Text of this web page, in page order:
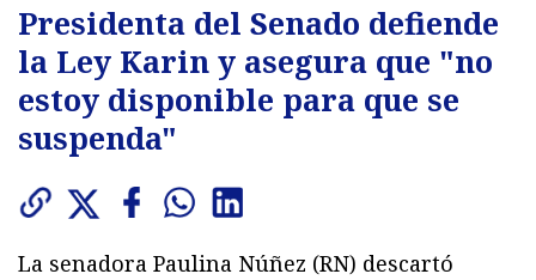
Presidenta del Senado defiende
la Ley Karin y asegura que "no
estoy disponible para que se
suspenda"
La senadora Paulina Núñez (RN) descartó